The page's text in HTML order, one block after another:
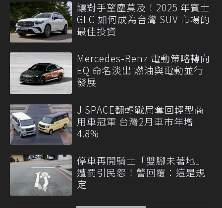
讓對手望塵莫及！2025 年賓士
GLC 如何成為台灣 SUV 市場的
最佳投資
Mercedes-Benz 電動策略轉向
EQ 命名淡出 燃油與電動並行
發展
J SPACE翻轉戰局奪回輕型商
用車冠軍 台灣2月車市年增
4.8%
停車再開騎士「雙腳未著地」
遭罰引民怨！警回覆：這是規
定